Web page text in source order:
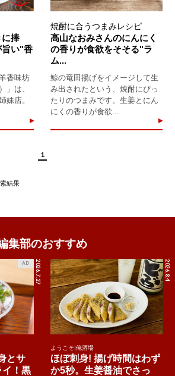
に捧
旨い"香
香味坊
」は、
妹店。
焼酎に合うつまみレシピ
高山なおみさんのにんにく
の香りが食欲をそそる"ラ
ム...
鯨の竜田揚げをイメージして生
み出されたという、焼酎にぴっ
たりのつまみです。生姜とにん
にくの香りが食欲...
1
結果
集部のおすすめ
2026.7.27
AD
とサ
イ！黒
2026.8.4
ようこそ!俺酒場
ほぼ刺身! 揚げ時間はわず
か5秒。生姜醤油でさっ